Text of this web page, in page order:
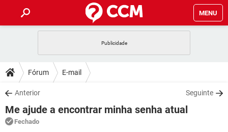
MENU
CELULAR
OUTLOOK
INSTAGRAM GMAIL
GUIA DE COMPRAS
DICAS
JOGOS
OUTLOOK
DOWNLOADS
JOGOS WHATSAPP
CELULAR
FÓRUM
Fórum E-mail
Anterior Seguinte
Me ajude a encontrar minha senha atual
Fechado